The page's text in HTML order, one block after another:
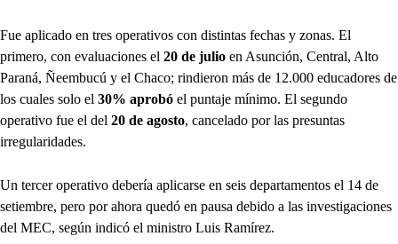
Fue aplicado en tres operativos con distintas fechas y zonas. El
primero, con evaluaciones el 20 de julio en Asunción, Central, Alto
Paraná, Ñeembucú y el Chaco; rindieron más de 12.000 educadores de
los cuales solo el 30% aprobó el puntaje mínimo. El segundo
operativo fue el del 20 de agosto, cancelado por las presuntas
irregularidades.
Un tercer operativo debería aplicarse en seis departamentos el 14 de
setiembre, pero por ahora quedó en pausa debido a las investigaciones
del MEC, según indicó el ministro Luis Ramírez.